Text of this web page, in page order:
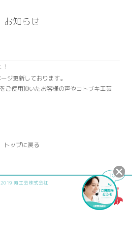
お知らせ
ジ更新しております。
ご使用頂いたお客様の声やコトブキ工芸
トップに戻る
寿工芸株式会社